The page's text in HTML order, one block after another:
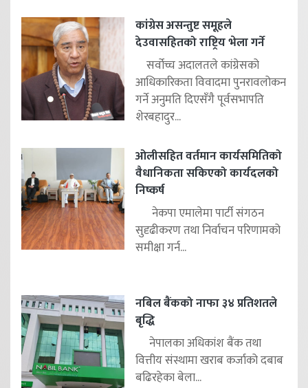
कांग्रेस असन्तुष्ट समूहले
देउवासहितको राष्ट्रिय भेला गर्ने
सर्वोच्च अदालतले कांग्रेसको
आधिकारिकता विवादमा पुनरावलोकन
गर्ने अनुमति दिएसँगै पूर्वसभापति
शेरबहादुर...
ओलीसहित वर्तमान कार्यसमितिको
वैधानिकता सकिएको कार्यदलको
निष्कर्ष
नेकपा एमालेमा पार्टी संगठन
सुदृढीकरण तथा निर्वाचन परिणामको
समीक्षा गर्न...
नबिल बैंकको नाफा ३४ प्रतिशतले
बृद्धि
नेपालका अधिकांश बैंक तथा
वित्तीय संस्थामा खराब कर्जाको दबाब
बढिरहेका बेला...